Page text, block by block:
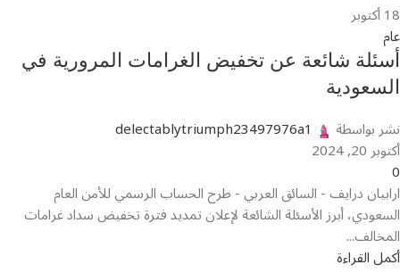
18أكتوبر
عام
أسئلة شائعة عن تخفيض الغرامات المرورية في
السعودية
نشر بواسطة delectablytriumph23497976a1
أكتوبر 20, 2024
0
ارابيان درايف - السائق العربي - طرح الحساب الرسمي للأمن العام
السعودي، أبرز الأسئلة الشائعة لإعلان تمديد فترة تخفيض سداد غرامات
المخالف...
أكمل القراءة